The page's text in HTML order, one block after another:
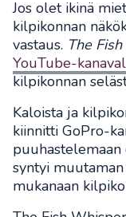
Jos olet ikinä
kilpikonnan
vastaus. The
YouTube-
kilpikonnan
Kaloista ja
kiinnitti GoPro-
syntyi
mukanaan